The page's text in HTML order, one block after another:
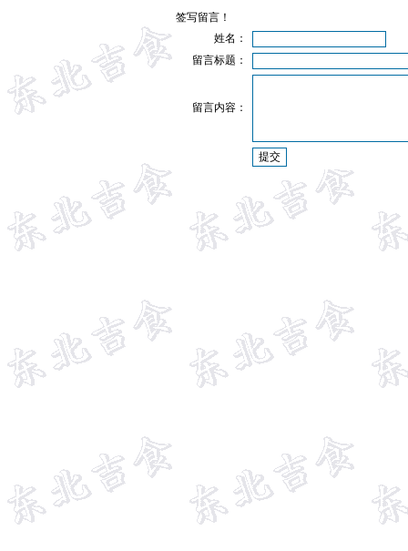
签写留言！
姓名：
留言标题：
留言内容：